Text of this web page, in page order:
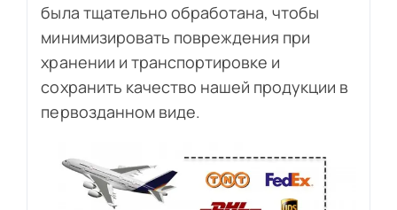
была тщательно обработана, чтобы
минимизировать повреждения при
хранении и транспортировке и
сохранить качество нашей продукции в
первозданном виде.